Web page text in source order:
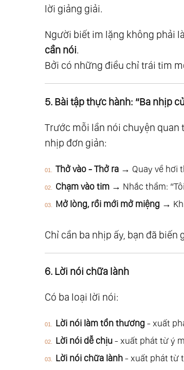
71.Giải Ngộ 39: Tất Cả Đều Là
73. Giải Ngộ 40: Về Linh Hồn
74.Giải Ngộ 41: Góc Nhìn Linh
75. Giải Ngộ 42: Tình Yêu Ẩn
77. Giải Ngộ 44: Về Độc Lập -
78. Giải Ngộ 45: Về Cách
79.Giải Ngộ 46: Về Tùy Duyên
81.Giải Ngộ 48: Về Đạo Của
82.Giải Ngộ 49: Thiên Địa
83.Giải Ngộ 50: Tất Cả
85.Giải Ngộ 52: Tình Yêu -
86.Giải Ngộ 53: Hành Trình
87.Giải Ngộ 54: Sống Thuận
89.Phần Vii - Chứng Ngộ
90.Chứng Ngộ 01: Hành
91.Chứng Ngộ 02: Sáu Nấc
92.Chứng Ngộ 03: Đối Diện
lời giảng giải.
Người biết im lặng không phải
cần nói.
Bởi có những điều chỉ trái tim
5. Bài tập thực hành: “Ba nhịp
Trước mỗi lần nói chuyện quan
nhịp đơn giản:
Thở vào - Thở ra→ Quay về hơi
Chạm vào tim→ Nhắc thầm:
Mở lòng, rồi mới mở miệng→ Khi
Chỉ cần ba nhịp ấy, bạn đã biến
6. Lời nói chữa lành
Có ba loại lời nói:
Lời nói làm tổn thương- xuất
Lời nói dễ chịu- xuất phát từ ý
Lời nói chữa lành- xuất phát từ